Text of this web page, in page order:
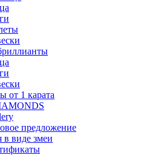
от 1 карата
предложение
виде змеи